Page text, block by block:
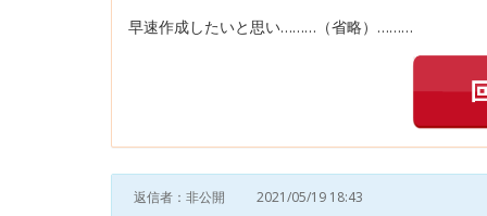
早速作成したいと思い………（省略）………
返信者：非公開 2021/05/19 18:43